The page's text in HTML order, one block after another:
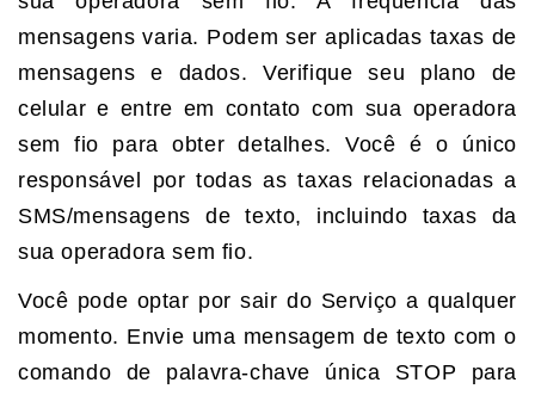
mensagens varia. Podem ser aplicadas taxas de
mensagens e dados. Verifique seu plano de
celular e entre em contato com sua operadora
sem fio para obter detalhes. Você é o único
responsável por todas as taxas relacionadas a
SMS/mensagens de texto, incluindo taxas da
sua operadora sem fio.
Você pode optar por sair do Serviço a qualquer
momento. Envie uma mensagem de texto com o
comando de palavra-chave única STOP para